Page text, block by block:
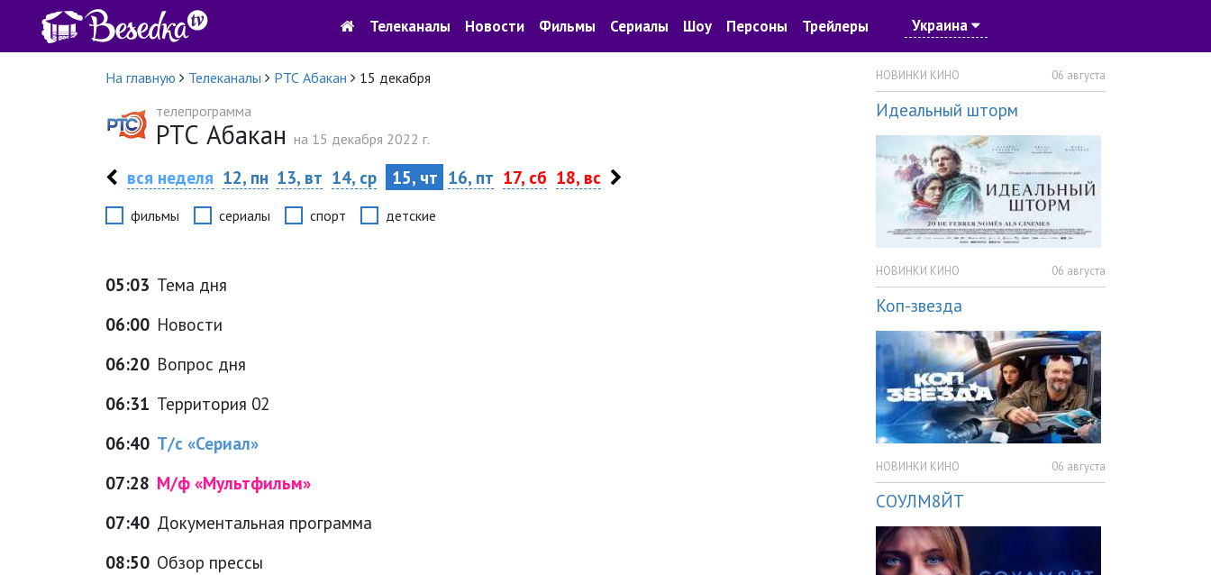
Телеканалы Новости Фильмы Сериалы Шоу Персоны Трейлеры Украина
На главную Телеканалы РТС Абакан
15 декабря
телепрограмма
РТС Абакан на 15 декабря 2022 г.
вся неделя 12, пн 13, вт 14, ср 15, чт 16, пт 17, сб 18, вс
фильмы сериалы спорт детские
05:03 Тема дня
06:00 Новости
06:20 Вопрос дня
06:31 Территория 02
06:40 Т/с «Сериал»
07:28 М/ф «Мультфильм»
07:40 Документальная программа
08:50 Обзор прессы
НОВИНКИ КИНО 06 августа
Идеальный шторм
НОВИНКИ КИНО 06 августа
Коп-звезда
НОВИНКИ КИНО 06 августа
СОУЛМ8ЙТ